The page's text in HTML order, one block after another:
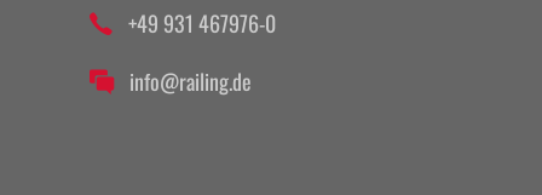
+49 931 467976-0
info@railing.de